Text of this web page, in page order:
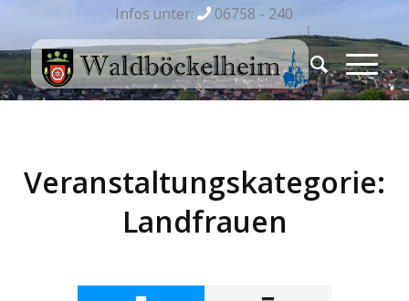
Infos unter: 06758 - 240
Veranstaltungskategorie:
Landfrauen